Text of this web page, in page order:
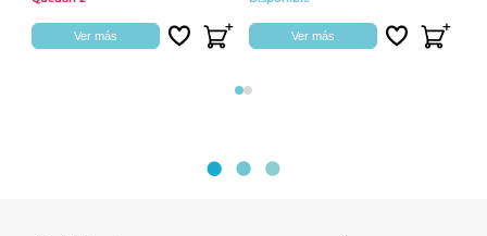
Ver más Ver más
Página 1
Página 2